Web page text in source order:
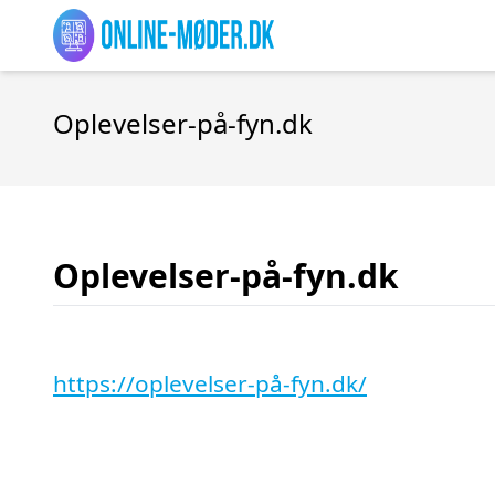
Oplevelser-på-fyn.dk
Oplevelser-på-fyn.dk
https://oplevelser-på-fyn.dk/